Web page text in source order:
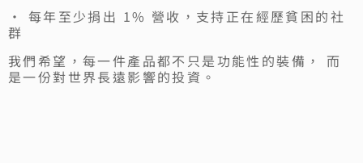
• 每年至少捐出 1% 營收，支持正在經歷貧困的社
群
我們希望，每一件產品都不只是功能性的裝備， 而
是一份對世界長遠影響的投資。